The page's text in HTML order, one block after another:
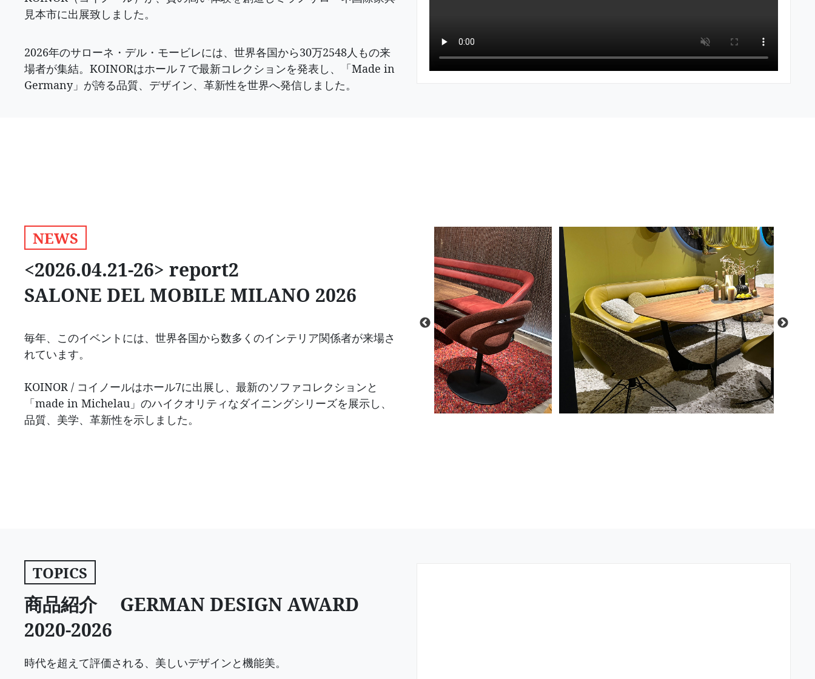
見本市に出展致しました。
2026年のサローネ・デル・モービレには、世界各国から30万2548人もの来
場者が集結。KOINORはホール７で最新コレクションを発表し、「Made in
Germany」が誇る品質、デザイン、革新性を世界へ発信しました。
NEWS
<2026.04.21-26> report2
SALONE DEL MOBILE MILANO 2026
毎年、このイベントには、世界各国から数多くのインテリア関係者が来場さ
れています。
KOINOR / コイノールはホール7に出展し、最新のソファコレクションと
「made in Michelau」のハイクオリティなダイニングシリーズを展示し、
品質、美学、革新性を示しました。
TOPICS
商品紹介 GERMAN DESIGN AWARD
2020-2026
時代を超えて評価される、美しいデザインと機能美。